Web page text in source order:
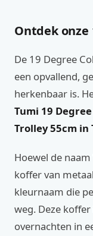
Ontdek onze
De 19 Degree
een opvallend,
herkenbaar is.
Tumi 19
Trolley 55cm
Hoewel de
koffer van
kleurnaam die
weg. Deze
overnachten in